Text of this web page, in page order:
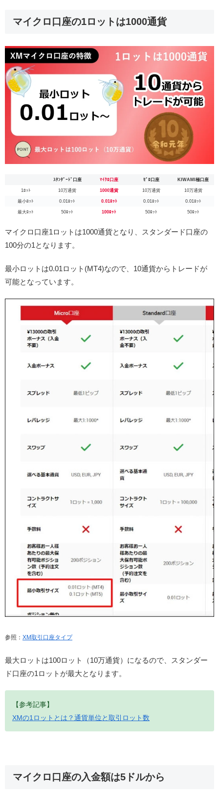
マイクロ口座の1ロットは1000通貨
ｽﾀﾝﾀﾞｰﾄﾞ口座 ﾏｲｸﾛ口座 ｾﾞﾛ口座 KIWAMI極口座
1ﾛｯﾄ 10万通貨 1000通貨 10万通貨 10万通貨
最小ﾛｯﾄ 0.01ﾛｯﾄ 0.01ﾛｯﾄ 0.01ﾛｯﾄ 0.01ﾛｯﾄ
最大ﾛｯﾄ 50ﾛｯﾄ 100ﾛｯﾄ 50ﾛｯﾄ 50ﾛｯﾄ
マイクロ口座1ロットは1000通貨となり、スタンダード口座の
100分の1となります。
最小ロットは0.01ロット(MT4)なので、10通貨からトレードが
可能となっています。
参照： XM取引口座タイプ
最大ロットは100ロット（10万通貨）になるので、スタンダー
ド口座の1ロットが最大となります。
【参考記事】
XMの1ロットとは？通貨単位と取引ロット数
マイクロ口座の入金額は5ドルから